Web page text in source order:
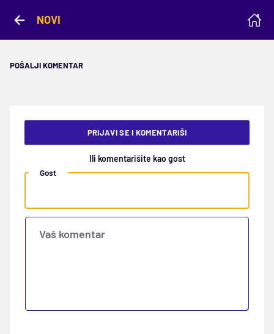
NOVI
POŠALJI KOMENTAR
PRIJAVI SE I KOMENTARIŠI
Ili komentarišite kao gost
Gost
Vaš komentar